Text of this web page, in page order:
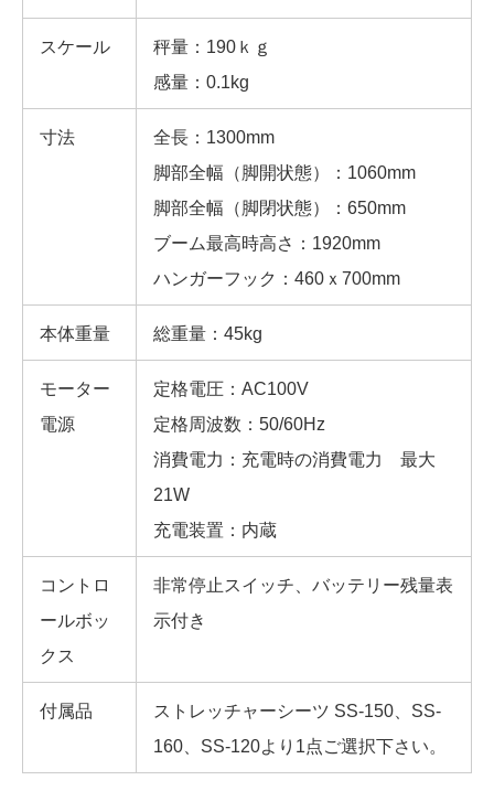
スケール
秤量：190ｋｇ
感量：0.1kg
寸法
全長：1300mm
脚部全幅（脚開状態）：1060mm
脚部全幅（脚閉状態）：650mm
ブーム最高時高さ：1920mm
ハンガーフック：460ｘ700mm
本体重量 総重量：45kg
モーター
電源
定格電圧：AC100V
定格周波数：50/60Hz
消費電力：充電時の消費電力 最大
21W
充電装置：内蔵
コントロ
ールボッ
クス
非常停止スイッチ、バッテリー残量表
示付き
付属品
ストレッチャーシーツ SS-150、SS-
160、SS-120より1点ご選択下さい。